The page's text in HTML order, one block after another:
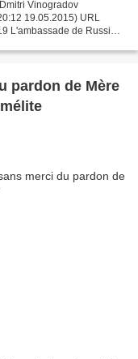
Vinogradov
19.05.2015) URL
L'ambassade de Russie à
pardon de Mère